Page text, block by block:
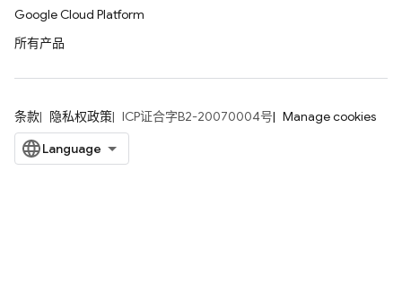
Google Cloud Platform
所有产品
条款 隐私权政策 ICP证合字B2-20070004号 Manage cookies